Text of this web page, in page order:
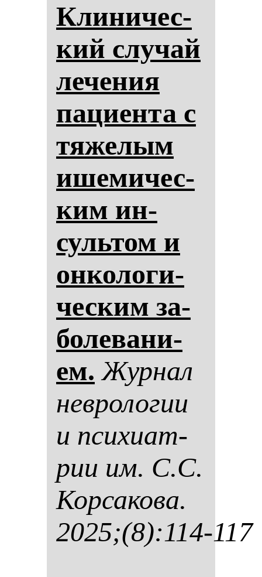
Кли­ни­чес­
кий слу­чай
ле­че­ния
па­ци­ен­та с
тя­же­лым
ише­ми­чес­
ким ин­
суль­том и
он­ко­ло­ги­
чес­ким за­
бо­ле­ва­ни­
ем. Жур­нал
нев­ро­ло­гии
и пси­хи­ат­
рии им. С.С.
Кор­са­ко­ва.
2025;(8):114-117